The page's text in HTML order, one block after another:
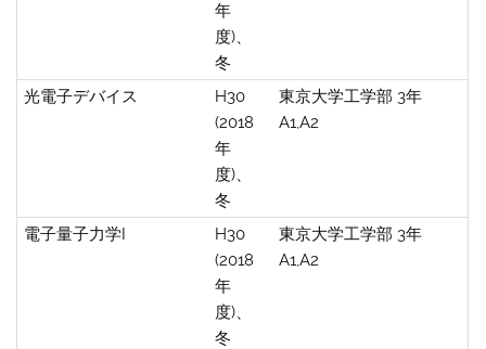
年
度)、
冬
光電子デバイス
H30
(2018
年
度)、
冬
東京大学工学部 3年
A1,A2
電子量子力学I
H30
(2018
年
度)、
冬
東京大学工学部 3年
A1,A2